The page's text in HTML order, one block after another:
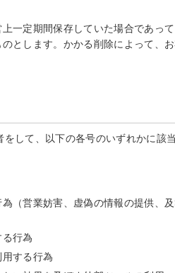
一定期間保存していた場合であっ
とします。かかる削除によって、
して、以下の各号のいずれかに該
（営業妨害、虚偽の情報の提供、
行為
する行為